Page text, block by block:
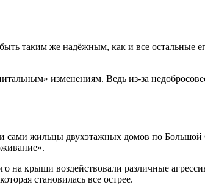
таким же надёжным, как и все остальные
изменениям. Ведь из-за
сами жильцы двухэтажных домов по
на крыши воздействовали различные
становилась все острее.